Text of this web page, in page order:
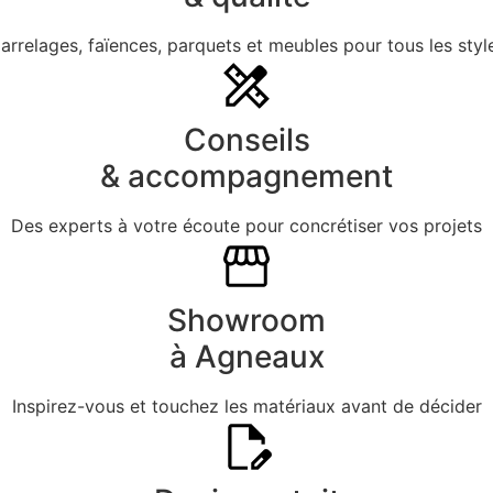
faïences, parquets et meubles pour tous les
Conseils
& accompagnement
Des experts à votre écoute pour concrétiser vos projets
Showroom
à Agneaux
Inspirez-vous et touchez les matériaux avant de décider